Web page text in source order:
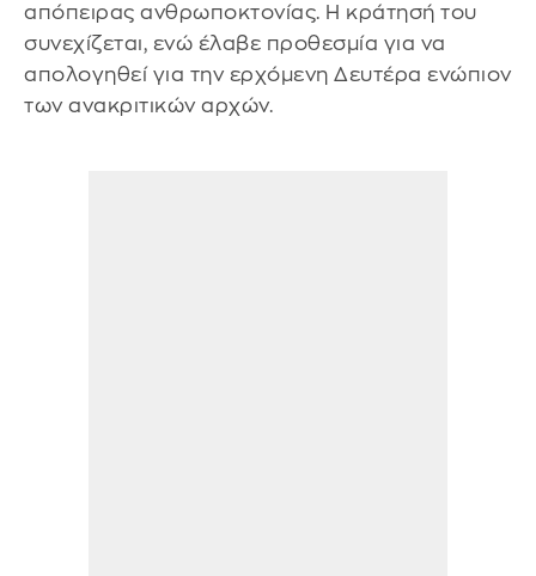
απόπειρας ανθρωποκτονίας. Η κράτησή του
συνεχίζεται, ενώ έλαβε προθεσμία για να
απολογηθεί για την ερχόμενη Δευτέρα ενώπιον
των ανακριτικών αρχών.